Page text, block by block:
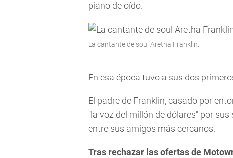
piano de oído.
La cantante de soul Aretha Franklin.
En esa época tuvo a sus dos
El padre de Franklin, casado por
"la voz del millón de dólares" por
entre sus amigos más cercanos.
Tras rechazar las ofertas de